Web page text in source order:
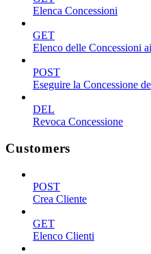
Elenca Concessioni
GET
Elenco delle Concessioni
POST
Eseguire la Concessione
DEL
Revoca Concessione
Customers
POST
Crea Cliente
GET
Elenco Clienti